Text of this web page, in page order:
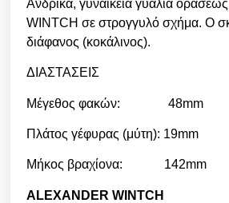
Ανδρικά, γυναικεία γυαλιά
WINTCH σε στρογγυλό σχήμα. Ο
διάφανος (κοκάλινος).
ΔΙΑΣΤΑΣΕΙΣ
Μέγεθος φακών: 48mm
Πλάτος γέφυρας (μύτη): 19mm
Μήκος βραχίονα: 142mm
ALEXANDER WINTCH